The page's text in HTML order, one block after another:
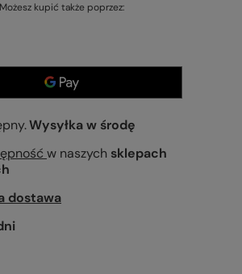
Możesz kupić także poprzez:
Wysyłkaw środę
w naszych sklepach
dostawa